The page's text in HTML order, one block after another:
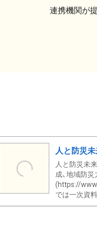
連携機関が
人と防災
人と防災未
成、地域防
(https://
では一次資料